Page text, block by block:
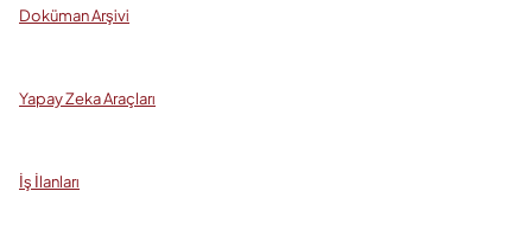
Doküman Arşivi
Yapay Zeka Araçları
İş İlanları